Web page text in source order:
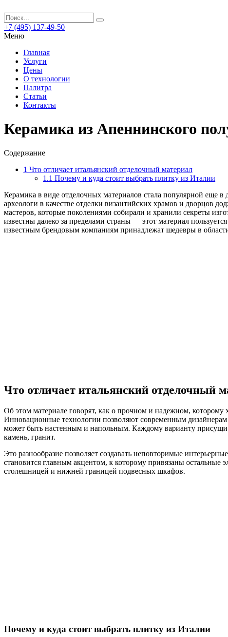
+7 (495) 137-49-50
Меню
Главная
Услуги
Цены
О технологии
Палитра
Статьи
Контакты
Керамика из Апеннинского
Содержание
1 Что отличает итальянский отделочный материал
1.1 Почему и куда стоит выбрать плитку из Италии
Керамика в виде отделочных материалов стала популярной еще
археологи в качестве отделки византийских храмов и дворцов
мастеров, которые поколениями собирали и хранили секреты
известны далеко за пределами страны — этот материал
известным брендовым компаниям принадлежат шедевры в
Что отличает итальянский отделочный
Об этом материале говорят, как о прочном и надежном, которому
Инновационные технологии позволяют современным
может быть настенным и напольным. Каждому варианту присущи
камень, гранит.
Это разнообразие позволяет создавать неповторимые
становится главным акцентом, к которому привязаны
столешницей и нижней границей подвесных шкафов.
Почему и куда стоит выбрать плитку из Италии